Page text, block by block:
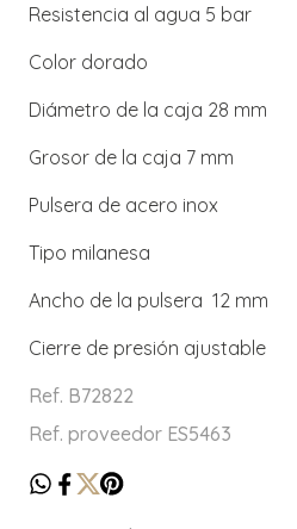
Resistencia al agua 5 bar
Color dorado
Diámetro de la caja 28 mm
Grosor de la caja 7 mm
Pulsera de acero inox
Tipo milanesa
Ancho de la pulsera 12 mm
Cierre de presión ajustable
Ref. B72822
Ref. proveedor ES5463